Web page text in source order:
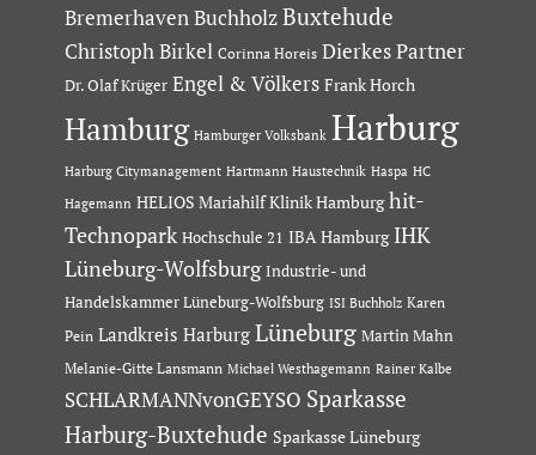
Bremerhaven Buchholz Buxtehude
Christoph Birkel Corinna Horeis Dierkes Partner
Dr. Olaf Krüger Engel & Völkers Frank Horch
Hamburg Hamburger Volksbank Harburg
Harburg Citymanagement Hartmann Haustechnik Haspa HC
Hagemann HELIOS Mariahilf Klinik Hamburg hit-
Technopark Hochschule 21 IBA Hamburg IHK
Lüneburg-Wolfsburg Industrie- und
Handelskammer Lüneburg-Wolfsburg ISI Buchholz Karen
Pein Landkreis Harburg Lüneburg Martin Mahn
Melanie-Gitte Lansmann Michael Westhagemann Rainer Kalbe
SCHLARMANNvonGEYSO Sparkasse
Harburg-Buxtehude Sparkasse Lüneburg